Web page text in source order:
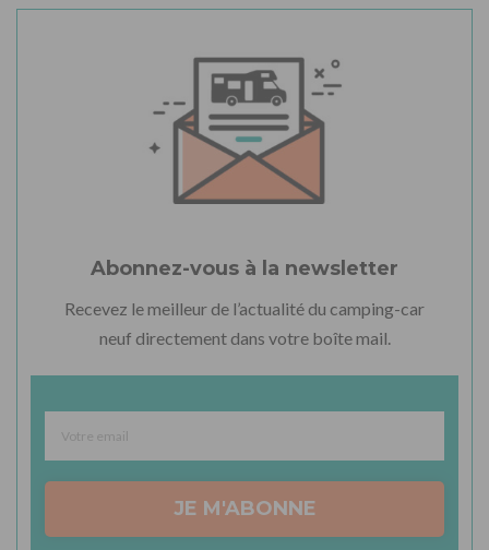
Abonnez-vous à la newsletter
Recevez le meilleur de l’actualité du camping-car
neuf directement dans votre boîte mail.
JE M'ABONNE